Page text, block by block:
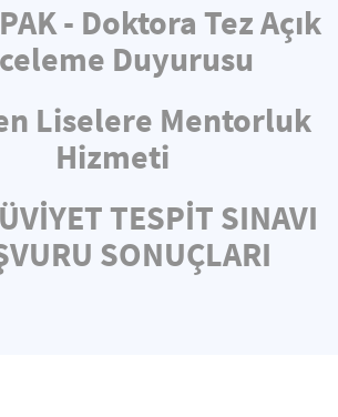
- Doktora Tez Açık
Duyurusu
Liselere Mentorluk
Hizmeti
TESPİT SINAVI
SONUÇLARI